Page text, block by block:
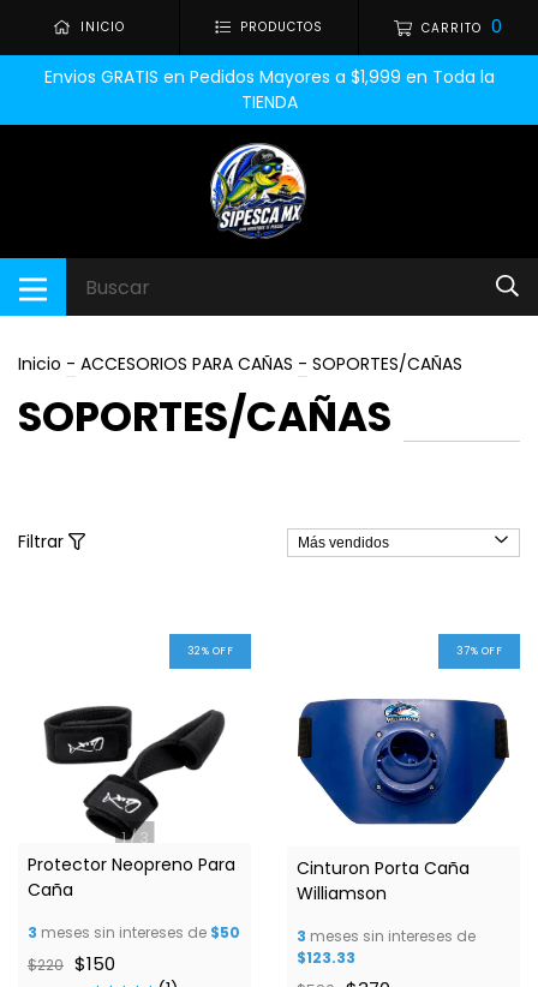
INICIO PRODUCTOS CARRITO 0
Envios GRATIS en Pedidos Mayores a $1,999 en Toda la
TIENDA
Inicio - ACCESORIOS PARA CAÑAS - SOPORTES/CAÑAS
SOPORTES/CAÑAS
Filtrar
1/3
32% OFF
Protector Neopreno Para
Caña
3 meses sin intereses de $50
$220 $150
37% OFF
Cinturon Porta Caña
Williamson
3 meses sin intereses de
$123.33